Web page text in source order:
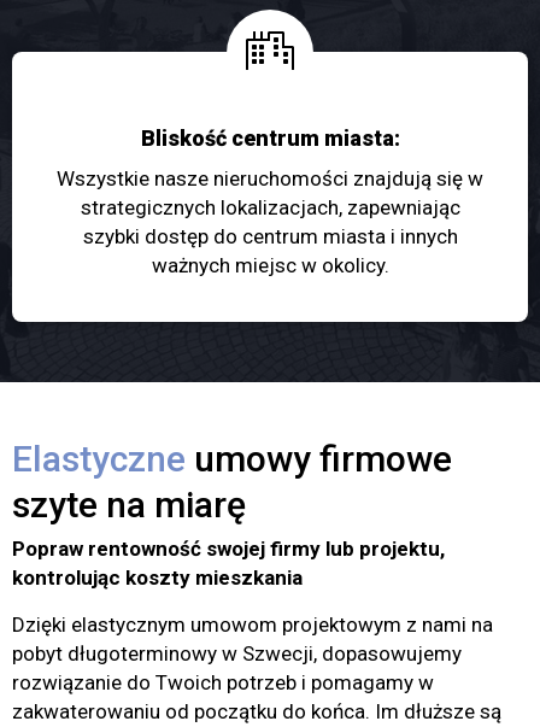
Bliskość centrum miasta:
Wszystkie nasze nieruchomości znajdują się w
strategicznych lokalizacjach, zapewniając
szybki dostęp do centrum miasta i innych
ważnych miejsc w okolicy.
Elastyczne umowy firmowe
szyte na miarę
Popraw rentowność swojej firmy lub projektu,
kontrolując koszty mieszkania
Dzięki elastycznym umowom projektowym z nami na
pobyt długoterminowy w Szwecji, dopasowujemy
rozwiązanie do Twoich potrzeb i pomagamy w
zakwaterowaniu od początku do końca. Im dłuższe są